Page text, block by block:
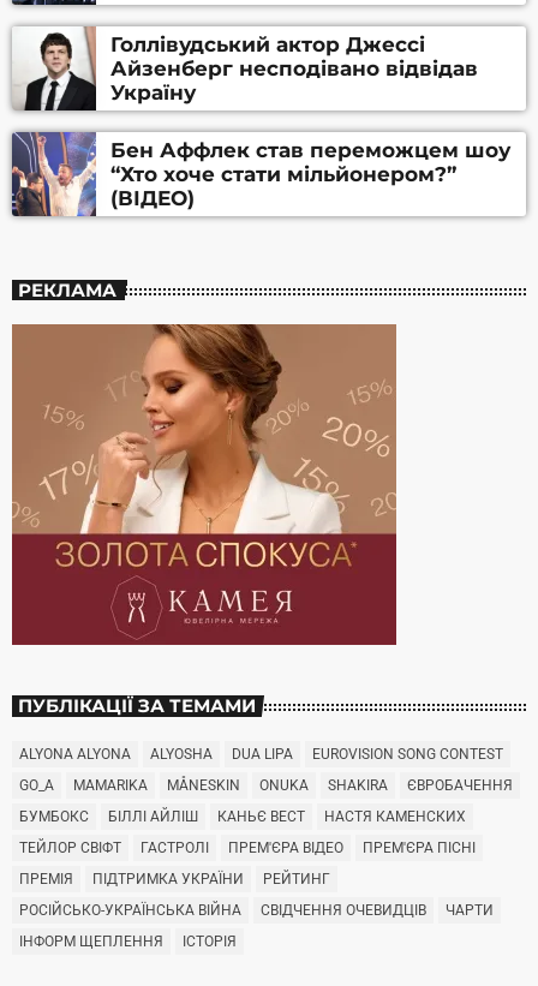
Голлівудський актор Джессі
Айзенберг несподівано відвідав
Україну
Бен Аффлек став переможцем шоу
“Хто хоче стати мільйонером?”
(ВІДЕО)
РЕКЛАМА
ПУБЛІКАЦІЇ ЗА ТЕМАМИ
ALYONA ALYONA ALYOSHA DUA LIPA
EUROVISION SONG CONTEST
GO_A
MAMARIKA MÅNESKIN ONUKA SHAKIRA
ЄВРОБАЧЕННЯ
БУМБОКС
БІЛЛІ АЙЛІШ КАНЬЄ ВЕСТ
НАСТЯ КАМЕНСКИХ
ТЕЙЛОР СВІФТ
ГАСТРОЛІ ПРЕМ'ЄРА ВІДЕО
ПРЕМ'ЄРА ПІСНІ
ПРЕМІЯ
ПІДТРИМКА УКРАЇНИ
РЕЙТИНГ
РОСІЙСЬКО-УКРАЇНСЬКА ВІЙНА
СВІДЧЕННЯ ОЧЕВИДЦІВ
ЧАРТИ
ІНФОРМ ЩЕПЛЕННЯ
ІСТОРІЯ